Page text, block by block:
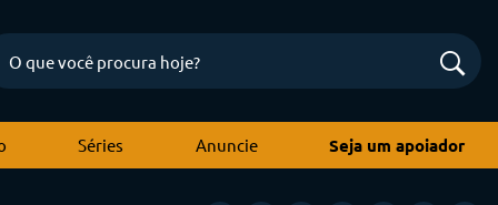
Séries Anuncie Seja um apoiador